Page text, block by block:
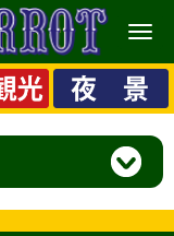
メ
ニ
ュ
ー